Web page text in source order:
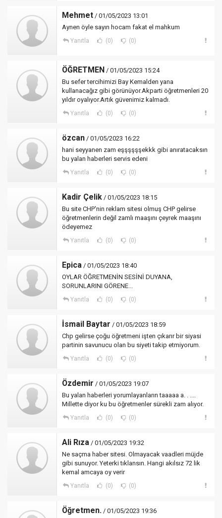
Mehmet / 01/05/2023 13:01
Aynen öyle sayın hocam fakat el mahkum
Yanıtla (0) (0)
ÖĞRETMEN / 01/05/2023 15:24
Bu sefer tercihimizi Bay Kemalden yana
kullanacağız gibi görünüyor.Akparti öğretmenleri 20
yıldır oyalıyor.Artık güvenimiz kalmadı.
Yanıtla (0) (0)
özcan / 01/05/2023 16:22
hani seyyanen zam eşşşşşşekkk gibi anıratacaksın
bu yalan haberleri servis edeni
Yanıtla (0) (0)
Kadir Çelik / 01/05/2023 18:15
Bu site CHP'nin reklam sitesi olmuş CHP gelirse
öğretmenlerin değil zamlı maaşını çeyrek maaşını
ödeyemez
Yanıtla (0) (0)
Epica / 01/05/2023 18:40
OYLAR ÖĞRETMENİN SESİNİ DUYANA,
SORUNLARINI GÖRENE...
Yanıtla (0) (0)
İsmail Baytar / 01/05/2023 18:59
Chp gelirse çoğu öğretmeni işten çıkarır bir siyasi
partinin savunucu olan bu siyeti takip etmiyorum.
Yanıtla (0) (0)
Özdemir / 01/05/2023 19:07
Bu yalan haberleri yorumlayanların taaaaa a. . ....
Millette diyor ku bu öğretmenler sürekli zam alıyor.
Yanıtla (0) (0)
Ali Rıza / 01/05/2023 19:32
Ne saçma haber sitesi. Olmayacak vaadleri müjde
gibi sunuyor. Yeterki tıklansın. Hangi akılsız 72 lik
kemal amcaya oy verir
Yanıtla (0) (0)
Öğretmen. / 01/05/2023 19:36